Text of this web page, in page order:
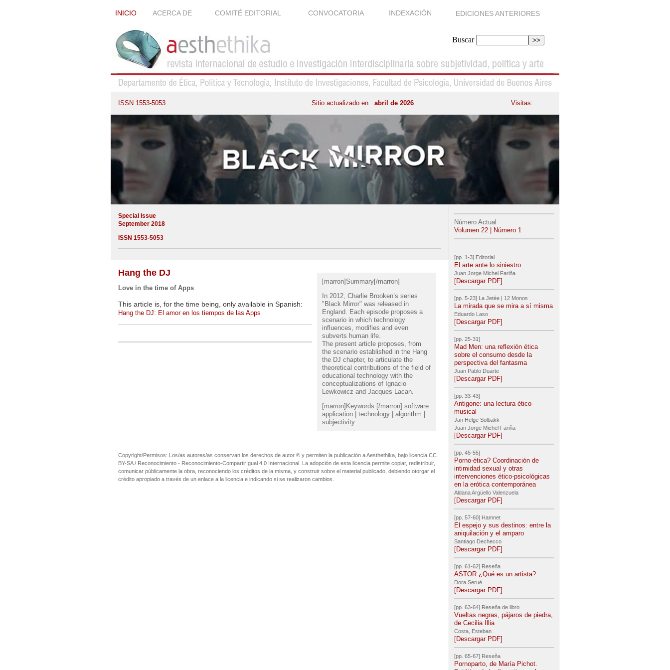
INICIO ACERCA DE COMITÉ EDITORIAL CONVOCATORIA INDEXACIÓN EDICIONES ANTERIORES
Buscar
ISSN 1553-5053 Sitio actualizado en abril de 2026 Visitas:
Special Issue
September 2018
ISSN 1553-5053
[marron]Summary[/marron]
In 2012, Charlie Brooken’s series
"Black Mirror" was released in
England. Each episode proposes a
scenario in which technology
influences, modifies and even
subverts human life.
The present article proposes, from
the scenario established in the Hang
the DJ chapter, to articulate the
theoretical contributions of the field of
educational technology with the
conceptualizations of Ignacio
Lewkowicz and Jacques Lacan.
[marron]Keywords:[/marron] software
application | technology | algorithm |
subjectivity
Hang the DJ
Love in the time of Apps
This article is, for the time being, only available in Spanish:
Hang the DJ: El amor en los tiempos de las Apps
Copyright/Permisos: Los/as autores/as conservan los derechos de autor © y permiten la publicación a Aesthethika, bajo licencia CC
BY-SA / Reconocimiento - Reconocimiento-CompartirIgual 4.0 Internacional. La adopción de esta licencia permite copiar, redistribuir,
comunicar públicamente la obra, reconociendo los créditos de la misma, y construir sobre el material publicado, debiendo otorgar el
crédito apropiado a través de un enlace a la licencia e indicando si se realizaron cambios.
Número Actual
Volumen 22 | Número 1
[pp. 1-3] Editorial
El arte ante lo siniestro
Juan Jorge Michel Fariña
[Descargar PDF]
[pp. 5-23] La Jetée | 12 Monos
La mirada que se mira a sí misma
Eduardo Laso
[Descargar PDF]
[pp. 25-31]
Mad Men: una reflexión ética
sobre el consumo desde la
perspectiva del fantasma
Juan Pablo Duarte
[Descargar PDF]
[pp. 33-43]
Antigone: una lectura ético-
musical
Jan Helge Solbakk
Juan Jorge Michel Fariña
[Descargar PDF]
[pp. 45-55]
Porno-ética? Coordinación de
intimidad sexual y otras
intervenciones ético-psicológicas
en la erótica contemporánea
Aldana Argüello Valenzuela
[Descargar PDF]
[pp. 57-60] Hamnet
El espejo y sus destinos: entre la
aniquilación y el amparo
Santiago Dechecco
[Descargar PDF]
[pp. 61-62] Reseña
ASTOR ¿Qué es un artista?
Dora Serué
[Descargar PDF]
[pp. 63-64] Reseña de libro
Vueltas negras, pájaros de piedra,
de Cecilia Illia
Costa, Esteban
[Descargar PDF]
[pp. 65-67] Reseña
Pornoparto, de María Pichot.